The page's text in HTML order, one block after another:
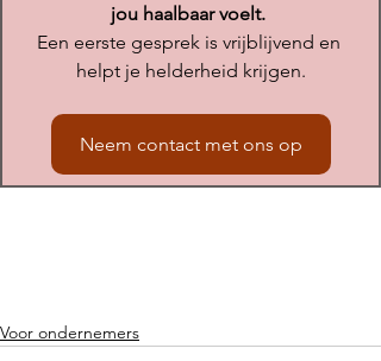
jou haalbaar voelt.
Een eerste gesprek is vrijblijvend en
helpt je helderheid krijgen.
Neem contact met ons op
Voor ondernemers